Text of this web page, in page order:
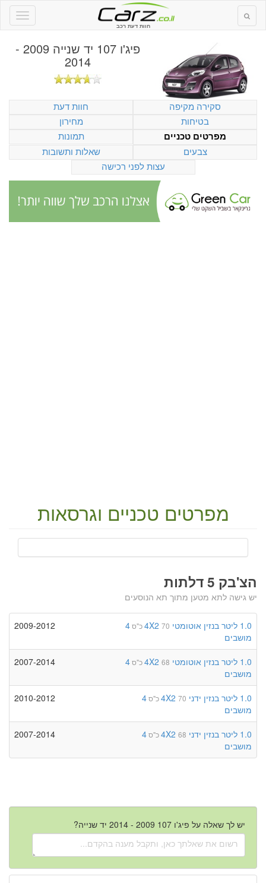
חוות דעת רכב
פיג'ו 107 יד שנייה 2009 -
2014
סקירה מקיפה
חוות דעת
בטיחות
מחירון
מפרטים טכניים
תמונות
צבעים
שאלות ותשובות
עצות לפני רכישה
מפרטים טכניים וגרסאות
הצ'בק 5 דלתות
יש גישה לתא מטען מתוך תא הנוסעים
1.0 ליטר בנזין אוטומטי 4X2 70 כ"ס
4
מושבים
2009-2012
1.0 ליטר בנזין אוטומטי 4X2 68 כ"ס
4
מושבים
2007-2014
1.0 ליטר בנזין ידני 4X2 70 כ"ס
4
מושבים
2010-2012
1.0 ליטר בנזין ידני 4X2 68 כ"ס
4
מושבים
2007-2014
יש לך שאלה על פיג'ו 107 2009 - 2014 יד שנייה?